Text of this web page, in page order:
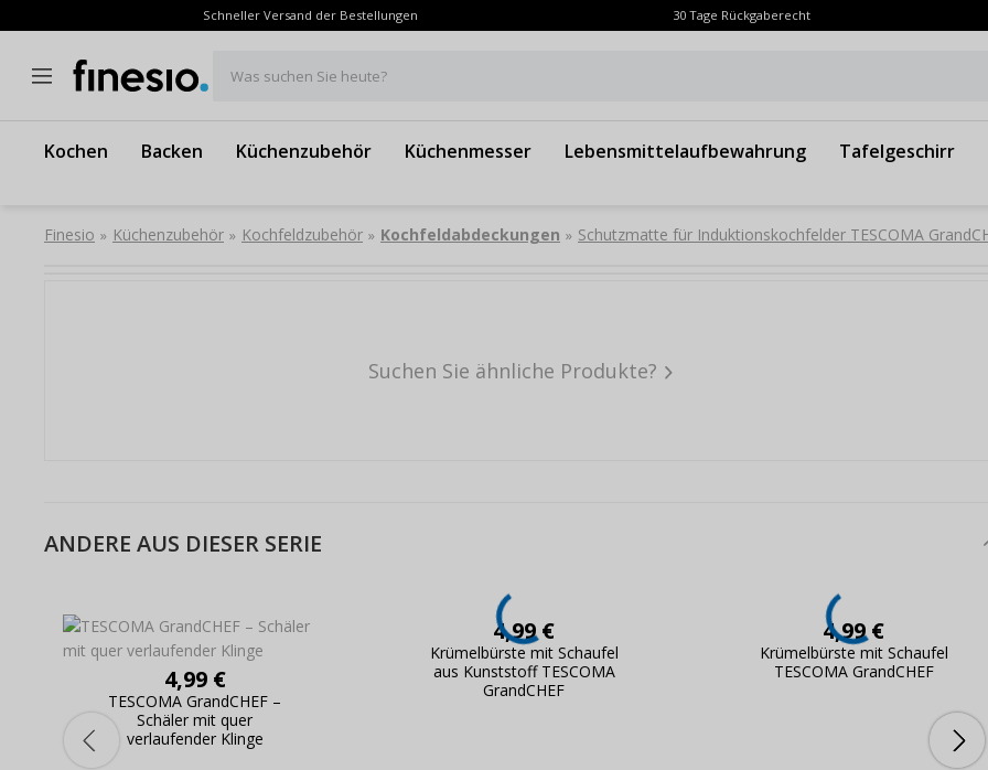
Schneller Versand der Bestellungen 30 Tage Rückgaberecht
Was suchen Sie heute?
Kochen Backen Küchenzubehör Küchenmesser Lebensmittelaufbewahrung Tafelgeschirr
Finesio » Küchenzubehör » Kochfeldzubehör » Kochfeldabdeckungen » Schutzmatte für Induktionskochfelder TESCOMA
Suchen Sie ähnliche Produkte?
ANDERE AUS DIESER SERIE
4,99 €
TESCOMA GrandCHEF –
Schäler mit quer
verlaufender Klinge
4,99 €
Krümelbürste mit Schaufel
aus Kunststoff TESCOMA
GrandCHEF
4,99 €
Krümelbürste mit Schaufel
TESCOMA GrandCHEF